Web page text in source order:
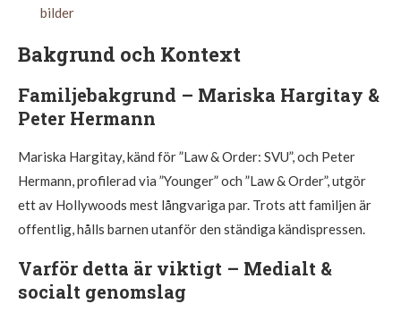
bilder
Bakgrund och Kontext
Familjebakgrund – Mariska Hargitay &
Peter Hermann
Mariska Hargitay, känd för ”Law & Order: SVU”, och Peter
Hermann, profilerad via ”Younger” och ”Law & Order”, utgör
ett av Hollywoods mest långvariga par. Trots att familjen är
offentlig, hålls barnen utanför den ständiga kändispressen.
Varför detta är viktigt – Medialt &
socialt genomslag